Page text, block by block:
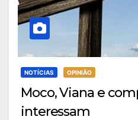
NOTÍCIAS OPINIÃO
Moco, Viana e
interessam